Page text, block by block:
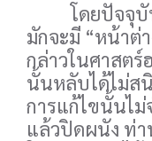
โดยปัจจุบัน
มักจะมี “หน้าต่
กล่าวในศาสตร์
นั้นหลับได้ไม่ส
การแก้ไขนั้นไม่
แล้วปิดผนัง ท่